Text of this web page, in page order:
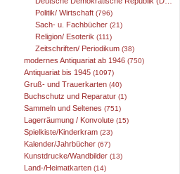
Politik/ Wirtschaft (796)
Sach- u. Fachbücher (21)
Religion/ Esoterik (111)
Zeitschriften/ Periodikum (38)
modernes Antiquariat ab 1946 (750)
Antiquariat bis 1945 (1097)
Gruß- und Trauerkarten (40)
Buchschutz und Reparatur (1)
Sammeln und Seltenes (751)
Lagerräumung / Konvolute (15)
Spielkiste/Kinderkram (23)
Kalender/Jahrbücher (67)
Kunstdrucke/Wandbilder (13)
Land-/Heimatkarten (14)